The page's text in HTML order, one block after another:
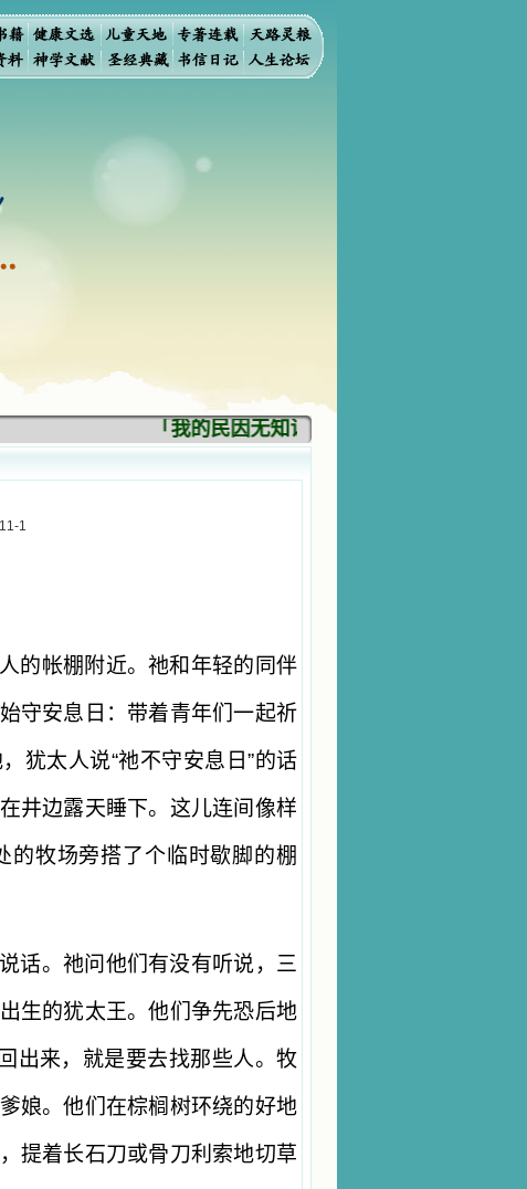
「我的民因无知识而灭亡。你弃掉知识，
1
的帐棚附近。祂和年轻的同伴
守安息日：带着青年们一起祈
犹太人说“祂不守安息日”的话
井边露天睡下。这儿连间像样
的牧场旁搭了个临时歇脚的棚
话。祂问他们有没有听说，三
生的犹太王。他们争先恐后地
出来，就是要去找那些人。牧
娘。他们在棕榈树环绕的好地
提着长石刀或骨刀利索地切草